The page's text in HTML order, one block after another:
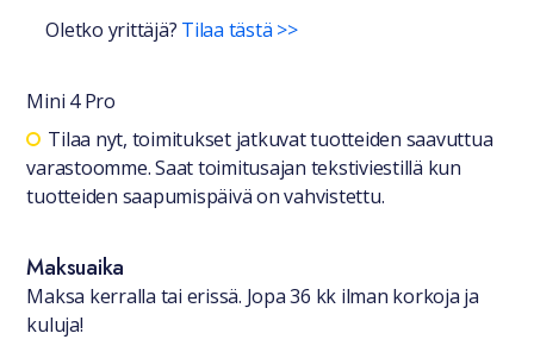
Oletko yrittäjä? Tilaa tästä >>
Mini 4 Pro
Saatavuustiedot
Tilaa nyt, toimitukset jatkuvat tuotteiden saavuttua
varastoomme. Saat toimitusajan tekstiviestillä kun
tuotteiden saapumispäivä on vahvistettu.
Maksuaika
Maksa kerralla tai erissä. Jopa 36 kk ilman korkoja ja
kuluja!